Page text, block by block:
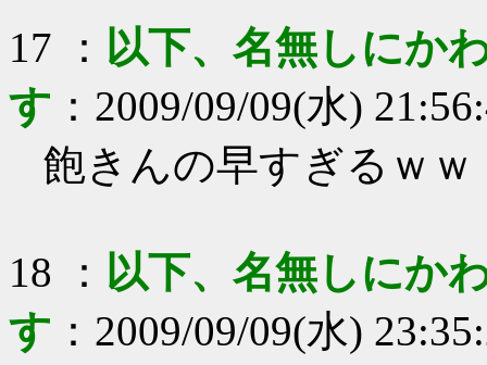
17 ： 以下、名無しにか
す ： 2009/09/09(水)
飽きんの早すぎるｗｗ
18 ： 以下、名無しにか
す ： 2009/09/09(水)